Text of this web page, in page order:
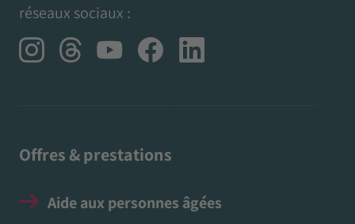
réseaux sociaux :
Offres & prestations
Aide aux personnes âgées